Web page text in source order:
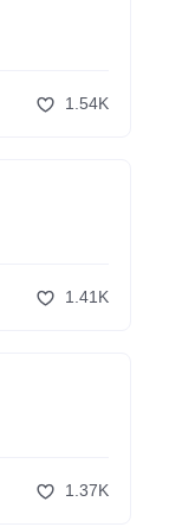
1.54K
1.41K
1.37K